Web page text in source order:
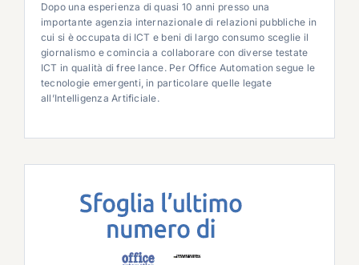
Dopo una esperienza di quasi 10 anni presso una
importante agenzia internazionale di relazioni pubbliche in
cui si è occupata di ICT e beni di largo consumo sceglie il
giornalismo e comincia a collaborare con diverse testate
ICT in qualità di free lance. Per Office Automation segue le
tecnologie emergenti, in particolare quelle legate
all’Intelligenza Artificiale.